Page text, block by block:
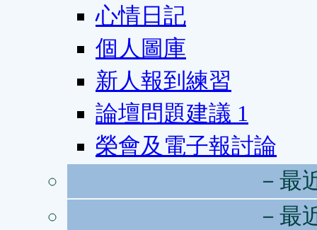
心情日記
個人圖庫
新人報到練習
論壇問題建議 1
榮會及電子報討論
－最
－最